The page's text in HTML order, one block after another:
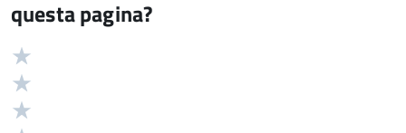
questa pagina?
Valutazione